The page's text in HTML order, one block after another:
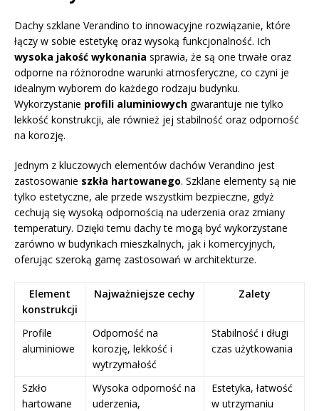
Dachy szklane Verandino to innowacyjne rozwiązanie, które
łączy w sobie estetykę oraz wysoką funkcjonalność. Ich
wysoka jakość wykonania sprawia, że są one trwałe oraz
odporne na różnorodne warunki atmosferyczne, co czyni je
idealnym wyborem do każdego rodzaju budynku.
Wykorzystanie profili aluminiowych gwarantuje nie tylko
lekkość konstrukcji, ale również jej stabilność oraz odporność
na korozję.
Jednym z kluczowych elementów dachów Verandino jest
zastosowanie szkła hartowanego. Szklane elementy są nie
tylko estetyczne, ale przede wszystkim bezpieczne, gdyż
cechują się wysoką odpornością na uderzenia oraz zmiany
temperatury. Dzięki temu dachy te mogą być wykorzystane
zarówno w budynkach mieszkalnych, jak i komercyjnych,
oferując szeroką gamę zastosowań w architekturze.
Element
konstrukcji
Najważniejsze cechy Zalety
Profile
aluminiowe
Odporność na
korozję, lekkość i
wytrzymałość
Stabilność i długi
czas użytkowania
Szkło
hartowane
Wysoka odporność na
uderzenia,
Estetyka, łatwość
w utrzymaniu